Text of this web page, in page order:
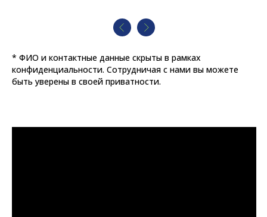
* ФИО и контактные данные скрыты в рамках
конфиденциальности. Сотрудничая с нами вы можете
быть уверены в своей приватности.